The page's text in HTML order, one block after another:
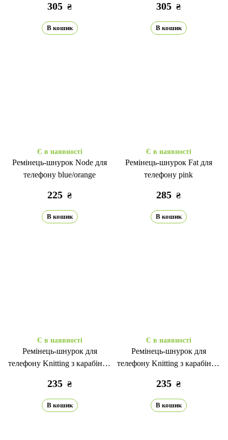
305 ₴
В кошик
305 ₴
В кошик
Є в наявності
Ремінець-шнурок Node для
телефону blue/orange
225 ₴
В кошик
Є в наявності
Ремінець-шнурок Fat для
телефону pink
285 ₴
В кошик
Є в наявності
Ремінець-шнурок для
телефону Knitting з карабіном
235 ₴
В кошик
Є в наявності
Ремінець-шнурок для
телефону Knitting з карабіном
235 ₴
В кошик